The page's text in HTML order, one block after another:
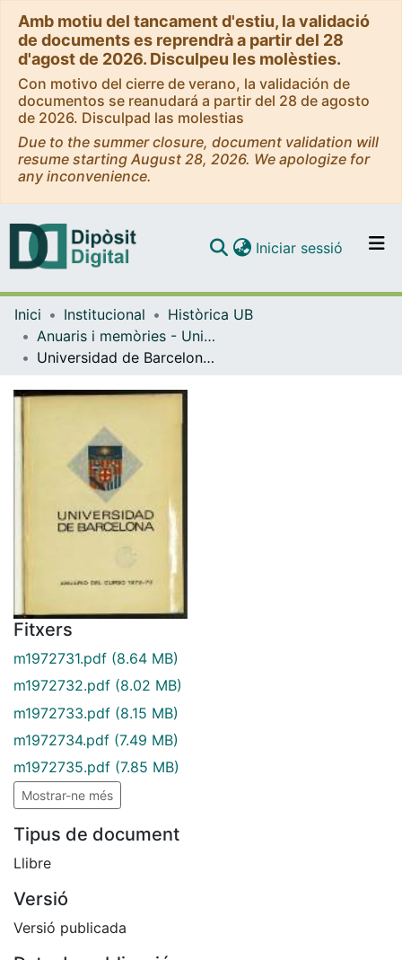
Amb motiu del tancament d'estiu, la validació
de documents es reprendrà a partir del 28
d'agost de 2026. Disculpeu les molèsties.
Con motivo del cierre de verano, la validación de
documentos se reanudará a partir del 28 de agosto
de 2026. Disculpad las molestias
Due to the summer closure, document validation will
resume starting August 28, 2026. We apologize for
any inconvenience.
Navega per tot el DD
Iniciar sessió (current)
Inici Institucional
Històrica UB
Anuaris i memòries - Universitat de Barcelona
Universidad de Barcelona: anuario del curso 1972-73
Fitxers
m1972731.pdf (8.64 MB)
m1972732.pdf (8.02 MB)
m1972733.pdf (8.15 MB)
m1972734.pdf (7.49 MB)
m1972735.pdf (7.85 MB)
Mostrar-ne més
Tipus de document
Llibre
Versió
Versió publicada